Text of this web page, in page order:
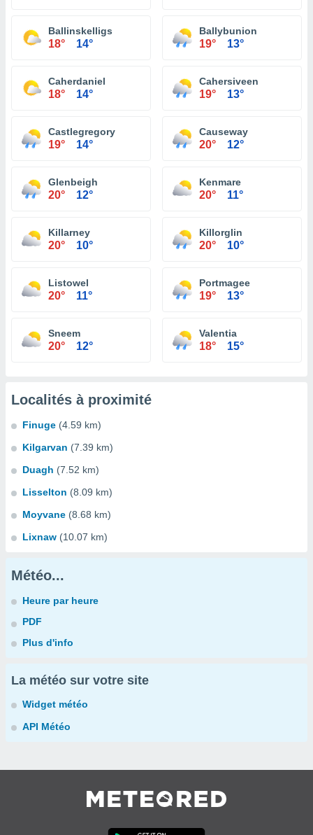
Ballinskelligs
18° 14°
Ballybunion
19° 13°
Caherdaniel
18° 14°
Cahersiveen
19° 13°
Castlegregory
19° 14°
Causeway
20° 12°
Glenbeigh
20° 12°
Kenmare
20° 11°
Killarney
20° 10°
Killorglin
20° 10°
Listowel
20° 11°
Portmagee
19° 13°
Sneem
20° 12°
Valentia
18° 15°
Localités à proximité
Finuge (4.59 km)
Kilgarvan (7.39 km)
Duagh (7.52 km)
Lisselton (8.09 km)
Moyvane (8.68 km)
Lixnaw (10.07 km)
Météo...
Heure par heure
PDF
Plus d'info
La météo sur votre site
Widget météo
API Météo